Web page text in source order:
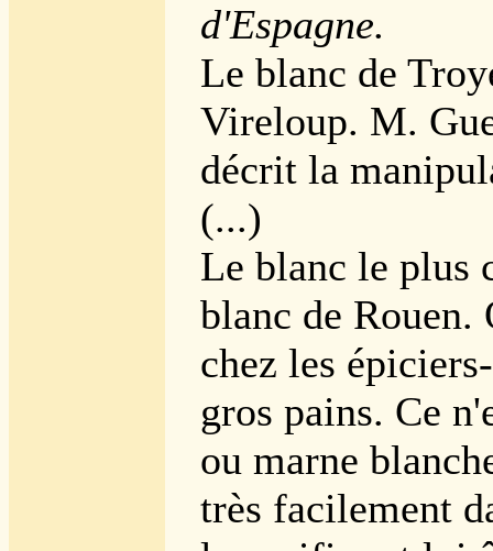
d'Espagne.
Le blanc de
Vireloup. M.
décrit la
(...)
Le blanc le plus
blanc de Rouen.
chez les
gros pains. Ce
ou marne
très facilement